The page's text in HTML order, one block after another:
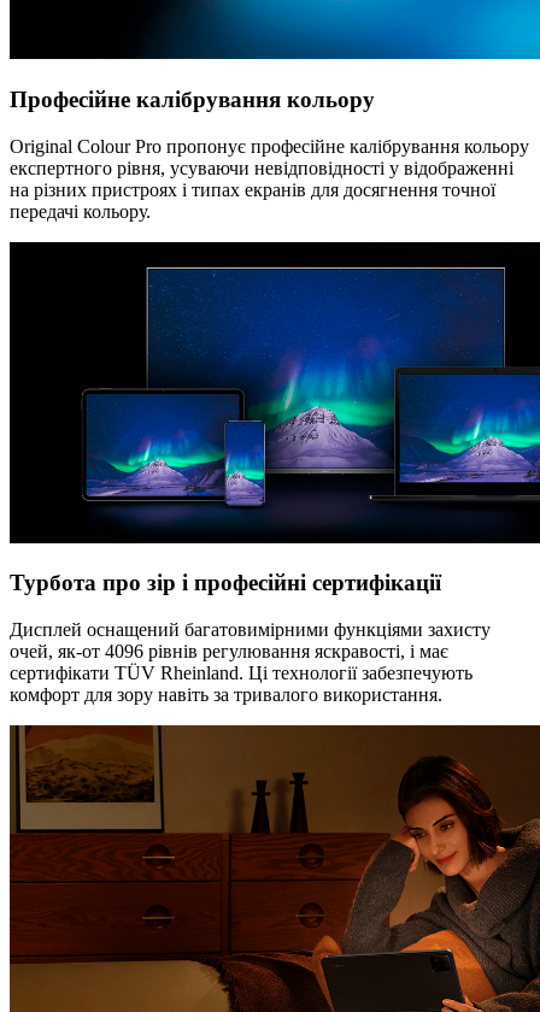
Професійне калібрування кольору
Original Colour Pro пропонує професійне калібрування кольору
експертного рівня, усуваючи невідповідності у відображенні
на різних пристроях і типах екранів для досягнення точної
передачі кольору.
Турбота про зір і професійні сертифікації
Дисплей оснащений багатовимірними функціями захисту
очей, як-от 4096 рівнів регулювання яскравості, і має
сертифікати TÜV Rheinland. Ці технології забезпечують
комфорт для зору навіть за тривалого використання.